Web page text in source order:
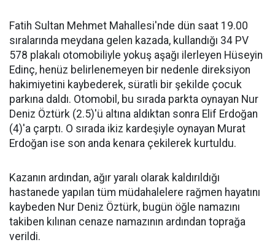
Fatih Sultan Mehmet Mahallesi'nde dün saat 19.00
sıralarında meydana gelen kazada, kullandığı 34 PV
578 plakalı otomobiliyle yokuş aşağı ilerleyen Hüseyin
Edinç, henüz belirlenemeyen bir nedenle direksiyon
hakimiyetini kaybederek, süratli bir şekilde çocuk
parkına daldı. Otomobil, bu sırada parkta oynayan Nur
Deniz Öztürk (2.5)'ü altına aldıktan sonra Elif Erdoğan
(4)'a çarptı. O sırada ikiz kardeşiyle oynayan Murat
Erdoğan ise son anda kenara çekilerek kurtuldu.
Kazanın ardından, ağır yaralı olarak kaldırıldığı
hastanede yapılan tüm müdahalelere rağmen hayatını
kaybeden Nur Deniz Öztürk, bugün öğle namazını
takiben kılınan cenaze namazının ardından toprağa
verildi.